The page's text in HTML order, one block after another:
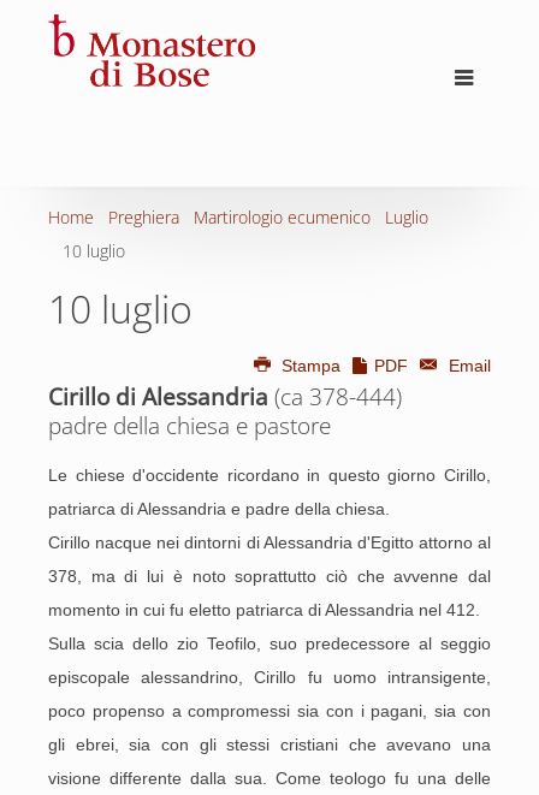
Home Preghiera Martirologio ecumenico
Luglio
10 luglio
10 luglio
Stampa PDF Email
Cirillo di Alessandria (ca 378-444)
padre della chiesa e pastore
Le chiese d'occidente ricordano in questo giorno Cirillo,
patriarca di Alessandria e padre della chiesa.
Cirillo nacque nei dintorni di Alessandria d'Egitto attorno al
378, ma di lui è noto soprattutto ciò che avvenne dal
momento in cui fu eletto patriarca di Alessandria nel 412.
Sulla scia dello zio Teofilo, suo predecessore al seggio
episcopale alessandrino, Cirillo fu uomo intransigente,
poco propenso a compromessi sia con i pagani, sia con
gli ebrei, sia con gli stessi cristiani che avevano una
visione differente dalla sua. Come teologo fu una delle